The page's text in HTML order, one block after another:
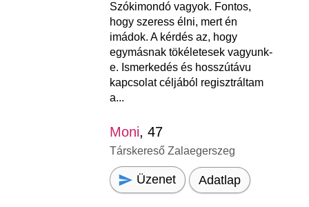
Szókimondó vagyok. Fontos,
hogy szeress élni, mert én
imádok. A kérdés az, hogy
egymásnak tökéletesek vagyunk-
e. Ismerkedés és hosszútávu
kapcsolat céljából regisztráltam
a...
Moni, 47
Társkereső Zalaegerszeg
Üzenet Adatlap